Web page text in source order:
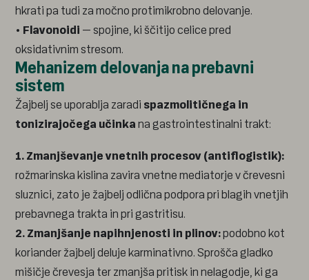
hkrati pa tudi za močno protimikrobno delovanje.
• Flavonoidi – spojine, ki ščitijo celice pred
oksidativnim stresom.
Mehanizem delovanja na prebavni
sistem
Žajbelj se uporablja zaradi spazmolitičnega in
tonizirajočega učinkana gastrointestinalni trakt:
1. Zmanjševanje vnetnih procesov (antiflogistik):
rožmarinska kislina zavira vnetne mediatorje v črevesni
sluznici, zato je žajbelj odlična podpora pri blagih vnetjih
prebavnega trakta in pri gastritisu.
2. Zmanjšanje napihnjenosti in plinov:podobno kot
koriander žajbelj deluje karminativno. Sprošča gladko
mišičje črevesja ter zmanjša pritisk in nelagodje, ki ga